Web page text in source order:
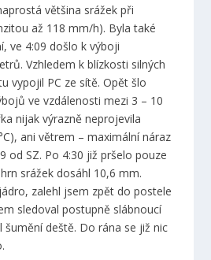
většina srážek při
až 118 mm/h). Byla také
ve 4:09 došlo k výboji
Vzhledem k blízkosti silných
vypojil PC ze sítě. Opět šlo
ve vzdálenosti mezi 3 – 10
nijak výrazně neprojevila
ani větrem – maximální náraz
od SZ. Po 4:30 již pršelo pouze
srážek dosáhl 10,6 mm.
zalehl jsem zpět do postele
sledoval postupně slábnoucí
šumění deště. Do rána se již nic